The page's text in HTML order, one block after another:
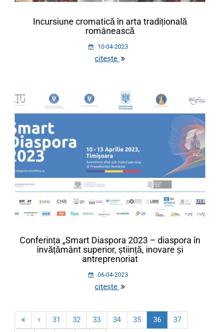
Incursiune cromatică în arta tradițională
românească
10-04-2023
citește
Conferința „Smart Diaspora 2023 – diaspora în
învățământ superior, știință, inovare și
antreprenoriat
06-04-2023
citește
31 32 33 34 35 36
37